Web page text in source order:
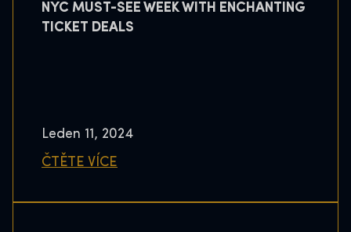
NYC MUST-SEE WEEK WITH ENCHANTING
TICKET DEALS
Leden 11, 2024
ČTĚTE VÍCE